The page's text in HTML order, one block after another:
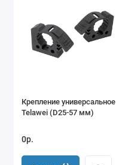
Крепление универсальное
Telawei (D25-57 мм)
0р.